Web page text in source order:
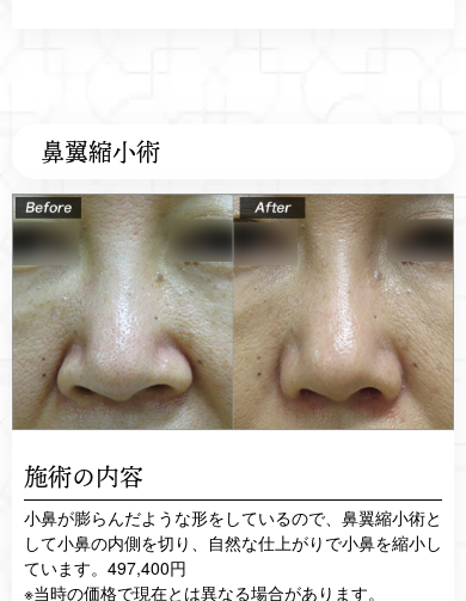
鼻翼縮小術
施術の内容
小鼻が膨らんだような形をしているので、鼻翼縮小術と
して小鼻の内側を切り、自然な仕上がりで小鼻を縮小し
ています。497,400円
※当時の価格で現在とは異なる場合があります。